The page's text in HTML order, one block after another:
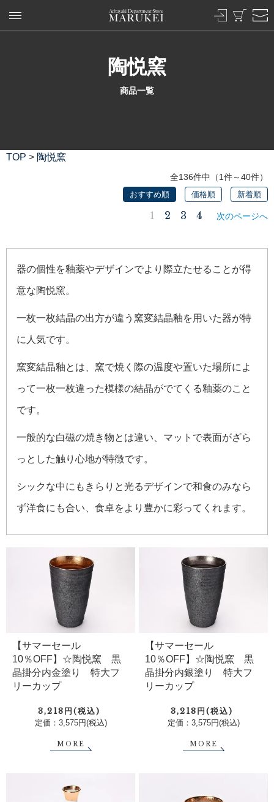
陶悦窯
商品一覧
TOP > 陶悦窯
全136件中（1件～40件）
おすすめ順 価格順 新着順
1 2 3 4 次のページへ
器の個性を釉薬やデザインでより際立たせることが得
意な陶悦窯。
一枚一枚結晶の出方が違う窯変結晶釉を用いた器が特
に人気です。
窯変結晶釉とは、窯で焼く際の温度や置いた場所によ
って一枚一枚違った模様の結晶がでてくる釉薬のこと
です。
一般的な白磁の焼き物とは違い、マットで表面がざら
っとした触り心地が特徴です。
シックな中にもきらりと光るデザインで和食のみなら
ず洋食にも合い、食卓をより豊かに彩ってくれます。
【サマーセール
10％OFF】☆陶悦窯 黒
晶掛分内金塗り 特大フ
リーカップ
3,218円(税込)
定価：3,575円(税込)
MORE
【サマーセール
10％OFF】☆陶悦窯 黒
晶掛分内銀塗り 特大フ
リーカップ
3,218円(税込)
定価：3,575円(税込)
MORE